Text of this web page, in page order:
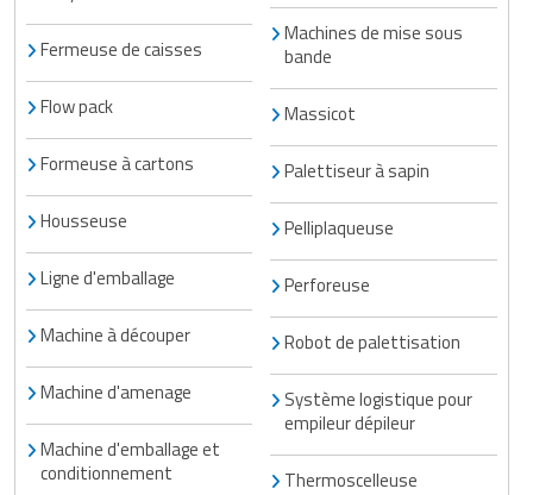
Matériel de musculation
Vêtement sportif
Rôtisserie professionnelle
Sautause professionnelle
Table de cuisson professionnelle
Tables de préparation réfrigérées
Ustensile de cuisine
Vaisselle restaurant
Vitrines réfrigérées
Fermeuse de caisses
Flow pack
Formeuse à cartons
Housseuse
Ligne d'emballage
Machine à découper
Machine d'amenage
Machine d'emballage et
conditionnement
Machines de mise sous
bande
Massicot
Palettiseur à sapin
Pelliplaqueuse
Perforeuse
Robot de palettisation
Système logistique pour
empileur dépileur
Thermoscelleuse